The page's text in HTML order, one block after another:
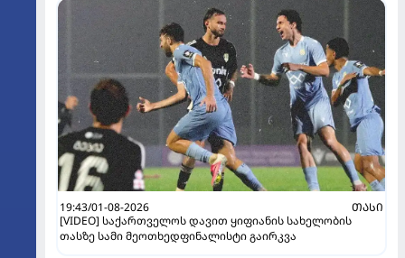
19:43/01-08-2026
ᲗᲐᲡᲘ
[VIDEO] საქართველოს დავით ყიფიანის სახელობის
თასზე სამი მეოთხედფინალისტი გაირკვა